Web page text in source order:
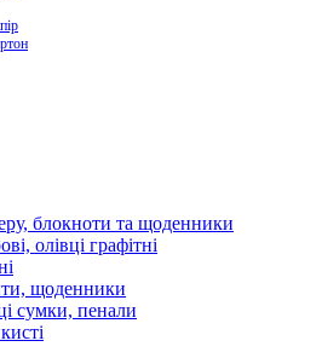
блокноти та щоденники
олівці графітні
щоденники
сумки, пенали